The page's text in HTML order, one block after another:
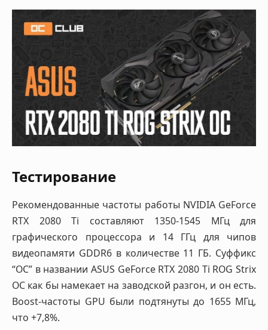
Тестирование
Рекомендованные частоты работы NVIDIA GeForce
RTX 2080 Ti составляют 1350-1545 МГц для
графического процессора и 14 ГГц для чипов
видеопамяти GDDR6 в количестве 11 ГБ. Суффикс
“OC” в названии ASUS GeForce RTX 2080 Ti ROG Strix
OC как бы намекает на заводской разгон, и он есть.
Boost-частоты GPU были подтянуты до 1655 МГц,
что +7,8%.